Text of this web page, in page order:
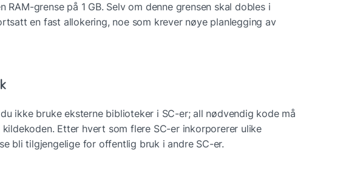
RAM-grense på 1 GB. Selv om denne grensen skal dobles i
en fast allokering, noe som krever nøye planlegging av
ikke bruke eksterne biblioteker i SC-er; all nødvendig kode må
Etter hvert som flere SC-er inkorporerer ulike
bli tilgjengelige for offentlig bruk i andre SC-er.